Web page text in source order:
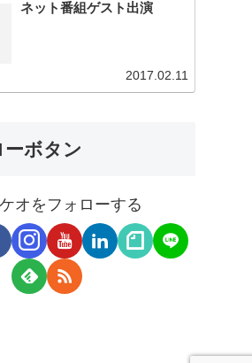
ネット番組ゲスト出演
2017.02.11
ボタン
オをフォローする